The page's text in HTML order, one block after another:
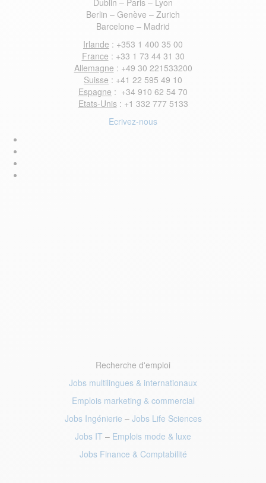
Dublin – Paris – Lyon
Berlin – Genève – Zurich
Barcelone – Madrid
Irlande : +353 1 400 35 00
France : +33 1 73 44 31 30
Allemagne : +49 30 221533200
Suisse : +41 22 595 49 10
Espagne : +34 910 62 54 70
Etats-Unis: +1 332 777 5133
Ecrivez-nous
Recherche d'emploi
Jobs multilingues & internationaux
Emplois marketing & commercial
Jobs Ingénierie – Jobs Life Sciences
Jobs IT – Emplois mode & luxe
Jobs Finance & Comptabilité